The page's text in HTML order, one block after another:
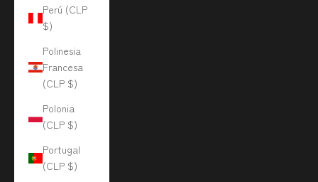
Perú (CLP
$)
Polinesia
Francesa
(CLP $)
Polonia
(CLP $)
Portugal
(CLP $)